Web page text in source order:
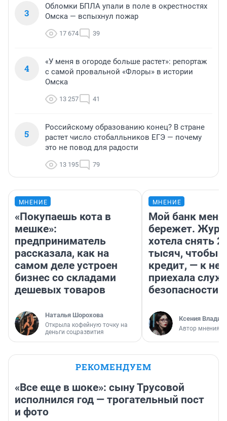
3
Обломки БПЛА упали в поле в окрестностях
Омска — вспыхнул пожар
17 674 39
4
«У меня в огороде больше растет»: репортаж
с самой провальной «Флоры» в истории
Омска
13 257 41
5
Российскому образованию конец? В стране
растет число стобалльников ЕГЭ — почему
это не повод для радости
13 195 79
МНЕНИЕ
«Покупаешь кота в
мешке»:
предприниматель
рассказала, как на
самом деле устроен
бизнес со складами
дешевых товаров
Наталья Шорохова
Открыла кофейную точку на
деньги соцразвития
МНЕНИЕ
Мой банк меня
бережет.
хотела снять
тысяч, чтобы
кредит, — к
приехала
безопасности
Ксения
Автор мнения
РЕКОМЕНДУЕМ
«Все еще в шоке»: сыну Трусовой
исполнился год — трогательный пост
и фото